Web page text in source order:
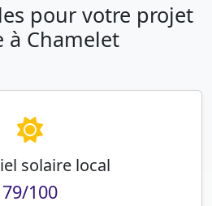
pour votre projet
à Chamelet
solaire local
79/100